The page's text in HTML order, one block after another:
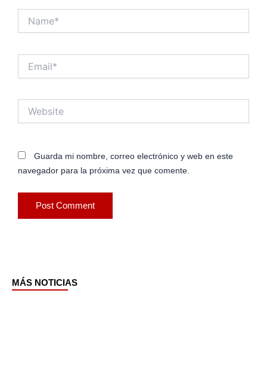
Guarda mi nombre, correo electrónico y web en este
navegador para la próxima vez que comente.
MÁS NOTICIAS